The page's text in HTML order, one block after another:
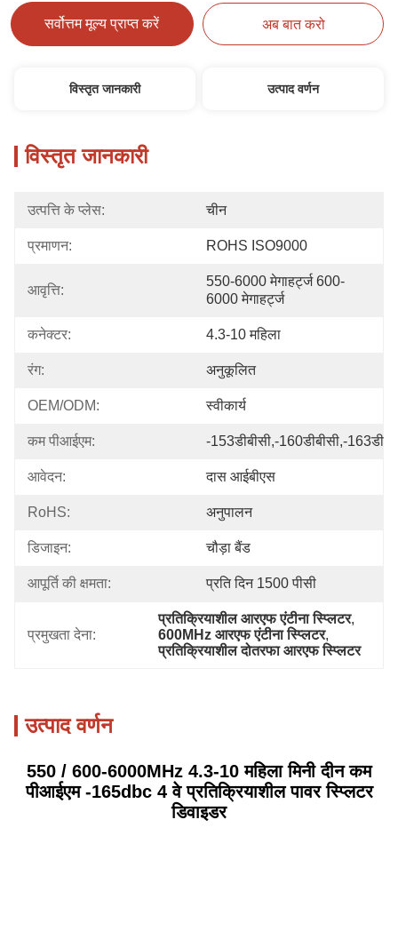
सर्वोत्तम मूल्य प्राप्त करें अब बात करो
विस्तृत जानकारी उत्पाद वर्णन
विस्तृत जानकारी
उत्पत्ति के प्लेस: चीन
प्रमाणन: ROHS ISO9000
आवृत्ति:
550-6000 मेगाहर्ट्ज 600-
6000 मेगाहर्ट्ज
कनेक्टर: 4.3-10 महिला
रंग: अनुकूलित
OEM/ODM: स्वीकार्य
कम पीआईएम: -153डीबीसी,-160डीबीसी,-
आवेदन: दास आईबीएस
RoHS: अनुपालन
डिजाइन: चौड़ा बैंड
आपूर्ति की क्षमता: प्रति दिन 1500 पीसी
प्रमुखता देना:
प्रतिक्रियाशील आरएफ एंटीना स्प्लिटर,
600MHz आरएफ एंटीना स्प्लिटर,
प्रतिक्रियाशील दोतरफा आरएफ स्प्लिटर
उत्पाद वर्णन
550 / 600-6000MHz 4.3-10 महिला मिनी दीन कम
पीआईएम -165dbc 4 वे प्रतिक्रियाशील पावर स्प्लिटर
डिवाइडर